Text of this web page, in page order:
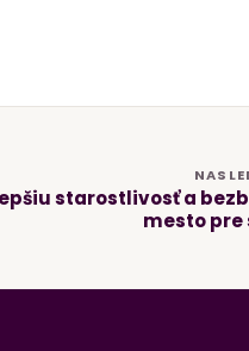
starostlivosť a
mesto pre